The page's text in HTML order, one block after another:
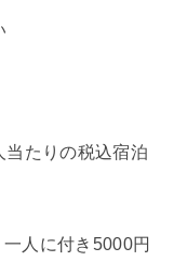
当たりの税込宿泊
人に付き5000円